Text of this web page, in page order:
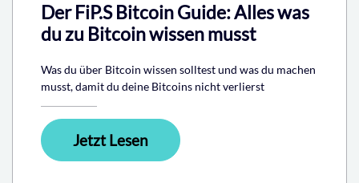
Der FiP.S Bitcoin Guide: Alles was
du zu Bitcoin wissen musst
Was du über Bitcoin wissen solltest und was du machen
musst, damit du deine Bitcoins nicht verlierst
Jetzt Lesen